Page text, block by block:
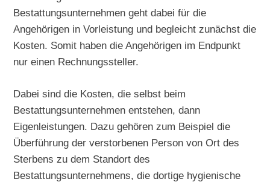
Bestattungsunternehmen geht dabei für die
Angehörigen in Vorleistung und begleicht zunächst die
Kosten. Somit haben die Angehörigen im Endpunkt
nur einen Rechnungssteller.
Dabei sind die Kosten, die selbst beim
Bestattungsunternehmen entstehen, dann
Eigenleistungen. Dazu gehören zum Beispiel die
Überführung der verstorbenen Person von Ort des
Sterbens zu dem Standort des
Bestattungsunternehmens, die dortige hygienische